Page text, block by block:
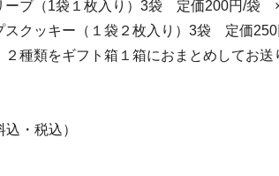
ーブ（1袋１枚入り）3袋 定価200円/袋
スクッキー（１袋２枚入り）3袋 定価
種類をギフト箱１箱におまとめしてお送
・税込）